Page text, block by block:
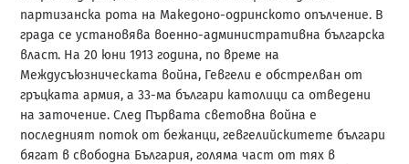
партизанска рота на Македоно-одринското опълчение. В
града се установява военно-административна българска
власт. На 20 юни 1913 година, по време на
Междусъюзническата война, Гевгели е обстрелван от
гръцката армия, а 33-ма българи католици са отведени
на заточение. След Първата световна война е
последният поток от бежанци, гевгелийскитете българи
бягат в свободна България, голяма част от тях в